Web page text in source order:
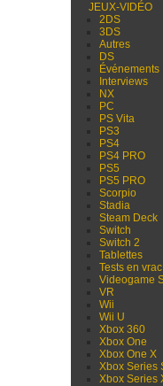
JEUX-VIDÉO
2DS
3DS
Autres
DS
Événements
Interviews
NX
PC
PS Vita
PS3
PS4
PS4 PRO
PS5
PS5 PRO
Scorpio
Stadia
Steam Deck
Switch
Switch 2
Tablettes
Tests en vrac
Videogame
VR
Wii
Wii U
Xbox 360
Xbox One
Xbox One X
Xbox Series
Xbox Series